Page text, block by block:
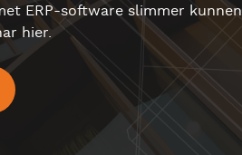
ERP-software slimmer kunnen
hier.